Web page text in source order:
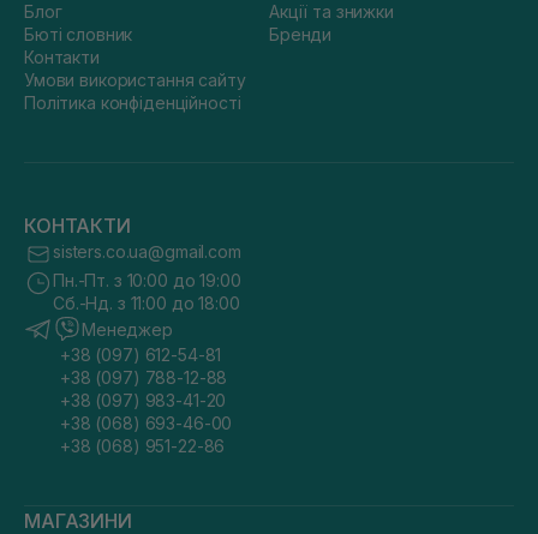
Блог
Бюті словник
Контакти
Умови використання сайту
Політика конфіденційності
Акції та знижки
Бренди
КОНТАКТИ
sisters.co.ua@gmail.com
Пн.-Пт. з 10:00 до 19:00
Сб.-Нд. з 11:00 до 18:00
Менеджер
+38 (097) 612-54-81
+38 (097) 788-12-88
+38 (097) 983-41-20
+38 (068) 693-46-00
+38 (068) 951-22-86
МАГАЗИНИ